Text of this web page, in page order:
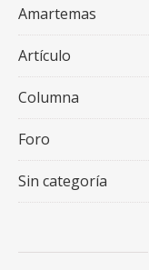
Amartemas
Artículo
Columna
Foro
Sin categoría